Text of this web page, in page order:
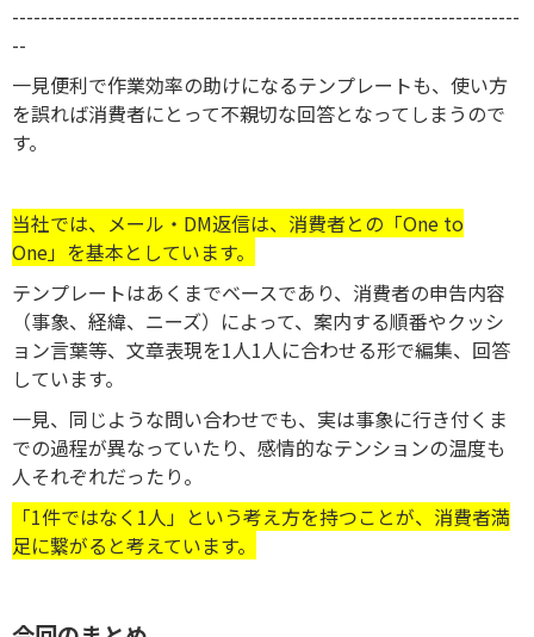
-----------------------------------------------------------------------
--
一見便利で作業効率の助けになるテンプレートも、使い方
を誤れば消費者にとって不親切な回答となってしまうので
す。
当社では、メール・DM返信は、消費者との「One to
One」を基本としています。
テンプレートはあくまでベースであり、消費者の申告内容
（事象、経緯、ニーズ）によって、案内する順番やクッシ
ョン言葉等、文章表現を1人1人に合わせる形で編集、回答
しています。
一見、同じような問い合わせでも、実は事象に行き付くま
での過程が異なっていたり、感情的なテンションの温度も
人それぞれだったり。
「1件ではなく1人」という考え方を持つことが、消費者満
足に繋がると考えています。